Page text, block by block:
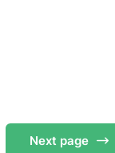
Next page